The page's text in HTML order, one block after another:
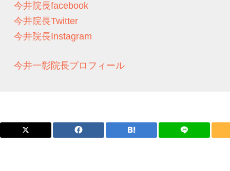
今井院長facebook
今井院長Twitter
今井院長Instagram
今井一彰院長プロフィール